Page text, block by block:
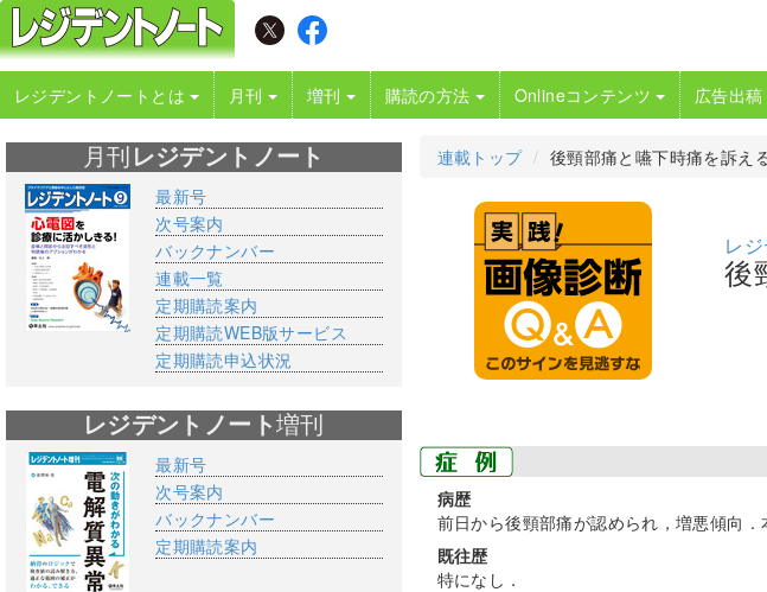
レジデントノートとは 月刊 増刊 購読の方法 Onlineコンテンツ 広告出稿
連載トップ 後頸部痛と嚥下時痛を訴え
レ
後
病歴
前日から後頸部痛が認められ，増悪傾向
既往歴
特になし．
月刊 レジデントノート
最新号
次号案内
バックナンバー
連載一覧
定期購読案内
定期購読WEB版サービス
定期購読申込状況
レジデントノート増刊
最新号
次号案内
バックナンバー
定期購読案内